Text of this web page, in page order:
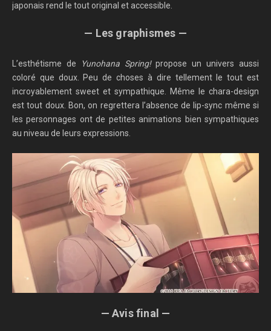
japonais rend le tout original et accessible.
— Les graphismes —
L’esthétisme de Yunohana Spring!propose un univers aussi
coloré que doux. Peu de choses à dire tellement le tout est
incroyablement sweet et sympathique. Même le chara-design
est tout doux. Bon, on regrettera l’absence de lip-sync même si
les personnages ont de petites animations bien sympathiques
au niveau de leurs expressions.
— Avis final —